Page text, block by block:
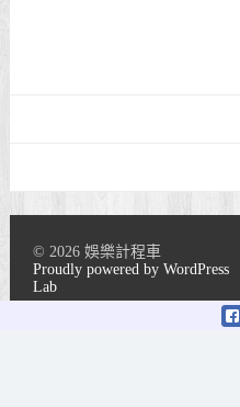
© 2026 娛樂計程車
Proudly powered by WordPress
Lab